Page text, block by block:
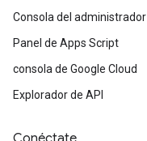
Consola del administrador
Panel de Apps Script
consola de Google Cloud
Explorador de API